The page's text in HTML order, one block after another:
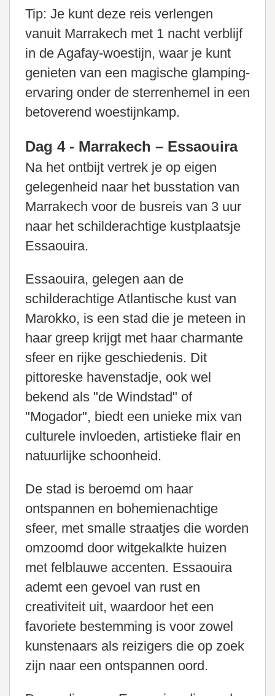
Tip: Je kunt deze reis verlengen
vanuit Marrakech met 1 nacht verblijf
in de Agafay-woestijn, waar je kunt
genieten van een magische glamping-
ervaring onder de sterrenhemel in een
betoverend woestijnkamp.
Dag 4 - Marrakech – Essaouira
Na het ontbijt vertrek je op eigen
gelegenheid naar het busstation van
Marrakech voor de busreis van 3 uur
naar het schilderachtige kustplaatsje
Essaouira.
Essaouira, gelegen aan de
schilderachtige Atlantische kust van
Marokko, is een stad die je meteen in
haar greep krijgt met haar charmante
sfeer en rijke geschiedenis. Dit
pittoreske havenstadje, ook wel
bekend als "de Windstad" of
"Mogador", biedt een unieke mix van
culturele invloeden, artistieke flair en
natuurlijke schoonheid.
De stad is beroemd om haar
ontspannen en bohemienachtige
sfeer, met smalle straatjes die worden
omzoomd door witgekalkte huizen
met felblauwe accenten. Essaouira
ademt een gevoel van rust en
creativiteit uit, waardoor het een
favoriete bestemming is voor zowel
kunstenaars als reizigers die op zoek
zijn naar een ontspannen oord.